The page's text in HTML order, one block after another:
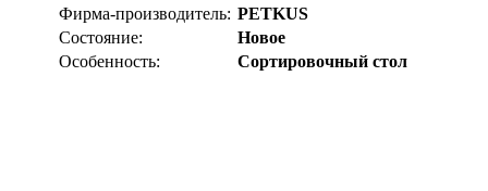
Фирма-производитель: PETKUS
Состояние:
Новое
Особенность:
Сортировочный стол